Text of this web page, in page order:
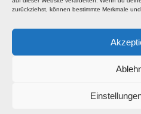
zurückziehst, können bestimmte Merkmale
© 2026